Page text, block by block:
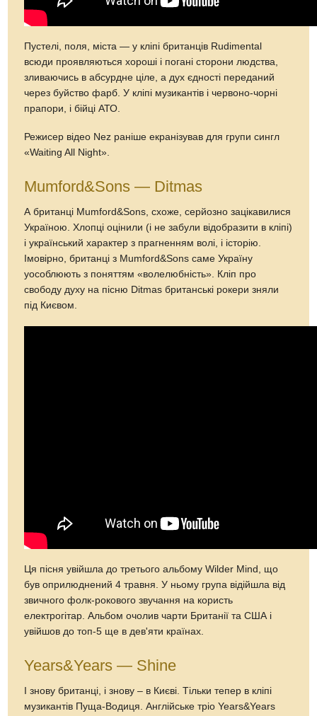
Пустелі, поля, міста — у кліпі британців Rudimental
всюди проявляються хороші і погані сторони людства,
зливаючись в абсурдне ціле, а дух єдності переданий
через буйство фарб. У кліпі музикантів і червоно-чорні
прапори, і бійці АТО.
Режисер відео Nez раніше екранізував для групи сингл
«Waiting All Night».
Mumford&Sons — Ditmas
А британці Mumford&Sons, схоже, серйозно зацікавилися
Україною. Хлопці оцінили (і не забули відобразити в кліпі)
і український характер з прагненням волі, і історію.
Імовірно, британці з Mumford&Sons саме Україну
уособлюють з поняттям «волелюбність». Кліп про
свободу духу на пісню Ditmas британські рокери зняли
під Києвом.
Ця пісня увійшла до третього альбому Wilder Mind, що
був оприлюднений 4 травня. У ньому група відійшла від
звичного фолк-рокового звучання на користь
електрогітар. Альбом очолив чарти Британії та США і
увійшов до топ-5 ще в дев'яти країнах.
Years&Years — Shine
І знову британці, і знову – в Києві. Тільки тепер в кліпі
музикантів Пуща-Водиця. Англійське тріо Years&Years